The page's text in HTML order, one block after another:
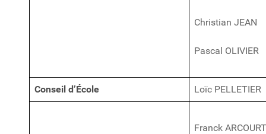
Christian JEAN
Pascal OLIVIER
Conseil d’École Loïc PELLETIER
Franck ARCOURT